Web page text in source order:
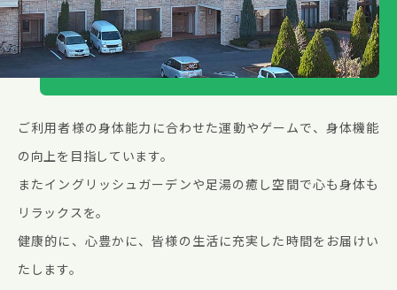
ご利用者様の身体能力に合わせた運動やゲームで、身体機能
の向上を目指しています。
またイングリッシュガーデンや足湯の癒し空間で心も身体も
リラックスを。
健康的に、心豊かに、皆様の生活に充実した時間をお届けい
たします。